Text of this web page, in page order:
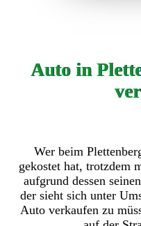
Auto in
Wer beim
gekostet hat, trotzdem
aufgrund dessen
der sieht sich unter
Auto verkaufen zu